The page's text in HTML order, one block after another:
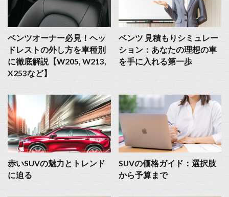
ベンツオーナー必見！ヘッ
ドレストの外し方を車種別
に徹底解説【W205, W213,
X253など】
ベンツ 見積もりシミュレー
ション：あなたの理想の車
を手に入れる第一歩
赤いSUVの魅力とトレンド
に迫る
SUVの価格ガイド：選択肢
から予算まで